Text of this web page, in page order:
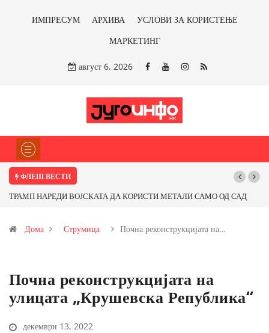
ИМПРЕСУМ АРХИВА
УСЛОВИ ЗА КОРИСТЕЊЕ
МАРКЕТИНГ
август 6, 2026
ФЛЕШ ВЕСТИ
САД
Почнува реконструкцијата на улицата „5-ти Ноември“ во Струмица
Дома Струмица Почна реконструкцијата на…
Почна реконструкцијата на
улицата „Крушевска Република“
декември 13, 2022